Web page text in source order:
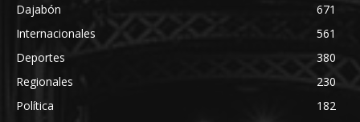
Dajabón
671
Internacionales
561
Deportes
380
Regionales
230
Política
182